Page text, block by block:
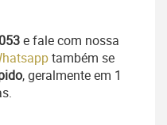
e fale com nossa
também se
, geralmente em 1